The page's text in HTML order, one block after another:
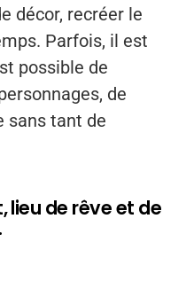
décor, recréer le
Parfois, il est
possible de
de
sans tant de
lieu de rêve et de